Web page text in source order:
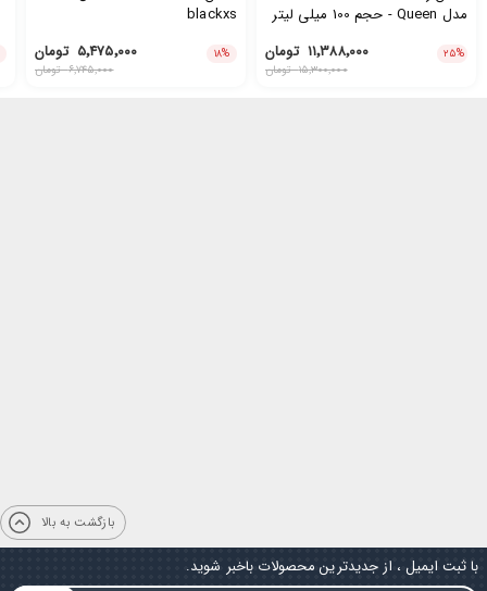
مدل Queen - حجم 100 میلی لیتر
۲۵% ۱۱٬۳۸۸٬۰۰۰ تومان
۱۵٬۳۰۰٬۰۰۰تومان
blackxs
۱۸% ۵٬۴۷۵٬۰۰۰ تومان
۶٬۷۴۵٬۰۰۰تومان
بازگشت به بالا
با ثبت ایمیل ، از جدیدترین محصولات باخبر شوید.